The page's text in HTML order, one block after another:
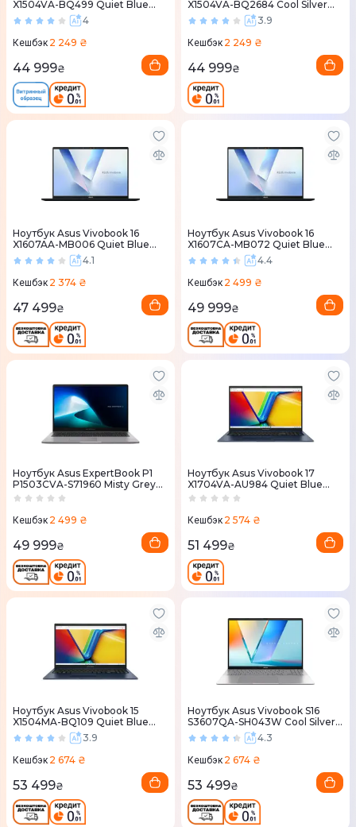
X1504VA-BQ499 Quiet Blue
(90NB10J1-M00PH0)
4
Кешбэк 2 249 ₴
44 999₴
X1504VA-BQ2684 Cool Silver
(90NB10J2-M036R0)
3.9
Кешбэк 2 249 ₴
44 999₴
Ноутбук Asus Vivobook 16
X1607AA-MB006 Quiet Blue
(90NB1721-M00060)
4.1
Кешбэк 2 374 ₴
47 499₴
Ноутбук Asus Vivobook 16
X1607CA-MB072 Quiet Blue
(90NB15A1-M00CH0)
4.4
Кешбэк 2 499 ₴
49 999₴
Ноутбук Asus ExpertBook P1
P1503CVA-S71960 Misty Grey
(90NX0881-M02750)
Кешбэк 2 499 ₴
49 999₴
Ноутбук Asus Vivobook 17
X1704VA-AU984 Quiet Blue
(90NB13X2-M00HB0)
Кешбэк 2 574 ₴
51 499₴
Ноутбук Asus Vivobook 15
X1504MA-BQ109 Quiet Blue
(90NB17I1-M005A0)
3.9
Кешбэк 2 674 ₴
53 499₴
Ноутбук Asus Vivobook S16
S3607QA-SH043W Cool Silver
(90NB16C1-M002Y0)
4.3
Кешбэк 2 674 ₴
53 499₴